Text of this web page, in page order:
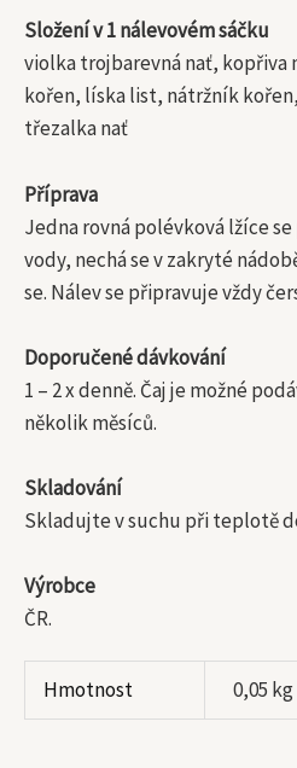
Složení v 1 nálevovém sáčku
violka trojbarevná nať,
kořen, líska list, nátržník
třezalka nať
Příprava
Jedna rovná polévková lžíce
vody, nechá se v zakryté
se. Nálev se připravuje vždy
Doporučené dávkování
1 – 2 x denně. Čaj je možné
několik měsíců.
Skladování
Skladujte v suchu při teplotě
Výrobce
ČR.
Hmotnost 0,05 kg